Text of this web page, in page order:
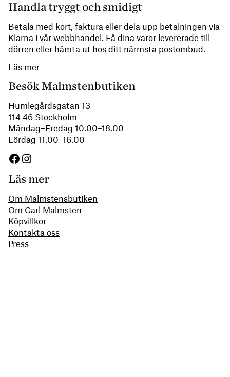
Handla tryggt och smidigt
Betala med kort, faktura eller dela upp betalningen via
Klarna i vår webbhandel. Få dina varor levererade till
dörren eller hämta ut hos ditt närmsta postombud.
Läs mer
Besök Malmstenbutiken
Humlegårdsgatan 13
114 46 Stockholm
Måndag–Fredag 10.00–18.00
Lördag 11.00–16.00
Facebook
Instagram
Läs mer
Om Malmstensbutiken
Om Carl Malmsten
Köpvillkor
Kontakta oss
Press